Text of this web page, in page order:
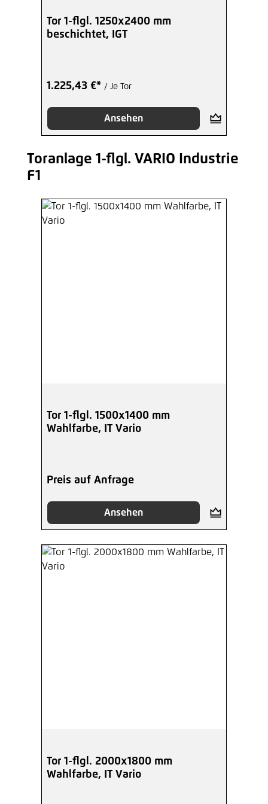
Tor 1-flgl. 1250x2400 mm
beschichtet, IGT
1.225,43 €* / Je Tor
Ansehen
Produktgalerie überspringen
Toranlage 1-flgl. VARIO Industrie
F1
Tor 1-flgl. 1500x1400 mm
Wahlfarbe, IT Vario
Preis auf Anfrage
Ansehen
Tor 1-flgl. 2000x1800 mm
Wahlfarbe, IT Vario